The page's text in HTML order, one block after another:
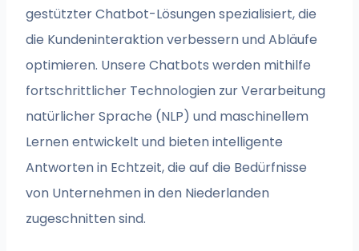
gestützter Chatbot-Lösungen spezialisiert, die
die Kundeninteraktion verbessern und Abläufe
optimieren. Unsere Chatbots werden mithilfe
fortschrittlicher Technologien zur Verarbeitung
natürlicher Sprache (NLP) und maschinellem
Lernen entwickelt und bieten intelligente
Antworten in Echtzeit, die auf die Bedürfnisse
von Unternehmen in den Niederlanden
zugeschnitten sind.